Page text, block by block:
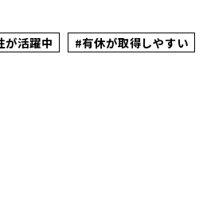
が活躍中 #有休が取得しやすい